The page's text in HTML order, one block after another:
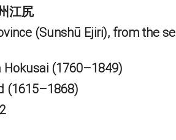
江尻
(Sunshū Ejiri), from the
Hokusai (1760–1849)
(1615–1868)